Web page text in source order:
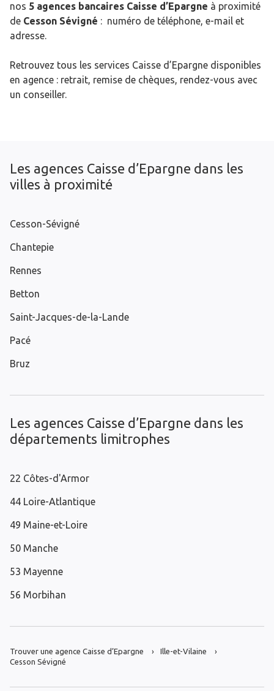
nos 5 agences bancaires Caisse d’Epargne à proximité
de Cesson Sévigné : numéro de téléphone, e-mail et
adresse.
Retrouvez tous les services Caisse d’Epargne disponibles
en agence : retrait, remise de chèques, rendez-vous avec
un conseiller.
Les agences Caisse d’Epargne dans les
villes à proximité
Cesson-Sévigné
Chantepie
Rennes
Betton
Saint-Jacques-de-la-Lande
Pacé
Bruz
Les agences Caisse d’Epargne dans les
départements limitrophes
22 Côtes-d'Armor
44 Loire-Atlantique
49 Maine-et-Loire
50 Manche
53 Mayenne
56 Morbihan
Trouver une agence Caisse d’Epargne
Ille-et-Vilaine
Cesson Sévigné